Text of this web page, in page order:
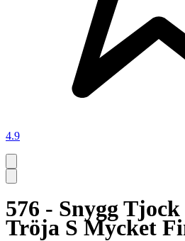
4.9
576 - Snygg
Tröja S Mycket